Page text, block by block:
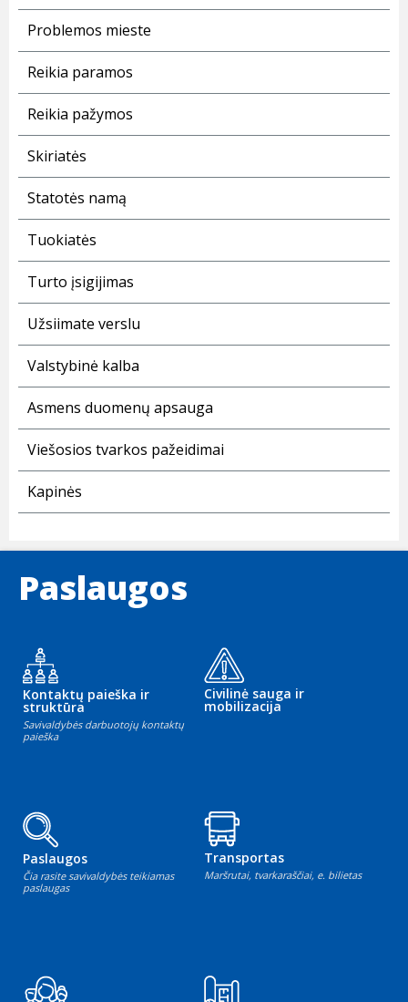
Problemos mieste
Reikia paramos
Reikia pažymos
Skiriatės
Statotės namą
Tuokiatės
Turto įsigijimas
Užsiimate verslu
Valstybinė kalba
Asmens duomenų apsauga
Viešosios tvarkos pažeidimai
Kapinės
Paslaugos
Kontaktų paieška ir
struktūra
Savivaldybės darbuotojų kontaktų
paieška
Civilinė sauga ir
mobilizacija
Paslaugos
Čia rasite savivaldybės teikiamas
paslaugas
Transportas
Maršrutai, tvarkaraščiai, e. bilietas